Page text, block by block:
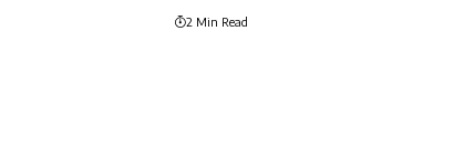
2 Min Read